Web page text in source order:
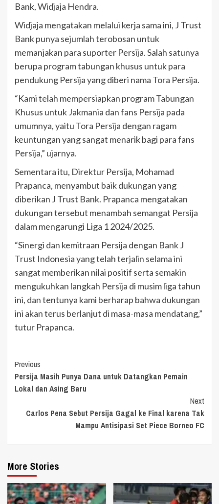
Bank, Widjaja Hendra.
Widjaja mengatakan melalui kerja sama ini, J Trust
Bank punya sejumlah terobosan untuk
memanjakan para suporter Persija. Salah satunya
berupa program tabungan khusus untuk para
pendukung Persija yang diberi nama Tora Persija.
“Kami telah mempersiapkan program Tabungan
Khusus untuk Jakmania dan fans Persija pada
umumnya, yaitu Tora Persija dengan ragam
keuntungan yang sangat menarik bagi para fans
Persija,” ujarnya.
Sementara itu, Direktur Persija, Mohamad
Prapanca, menyambut baik dukungan yang
diberikan J Trust Bank. Prapanca mengatakan
dukungan tersebut menambah semangat Persija
dalam mengarungi Liga 1 2024/2025.
“Sinergi dan kemitraan Persija dengan Bank J
Trust Indonesia yang telah terjalin selama ini
sangat memberikan nilai positif serta semakin
mengukuhkan langkah Persija di musim liga tahun
ini, dan tentunya kami berharap bahwa dukungan
ini akan terus berlanjut di masa-masa mendatang,”
tutur Prapanca.
Continue
Reading
Previous
Persija Masih Punya Dana untuk Datangkan Pemain
Lokal dan Asing Baru
Next
Carlos Pena Sebut Persija Gagal ke Final karena Tak
Mampu Antisipasi Set Piece Borneo FC
More Stories